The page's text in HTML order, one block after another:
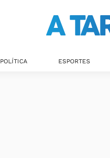
POLÍTICA ESPORTES